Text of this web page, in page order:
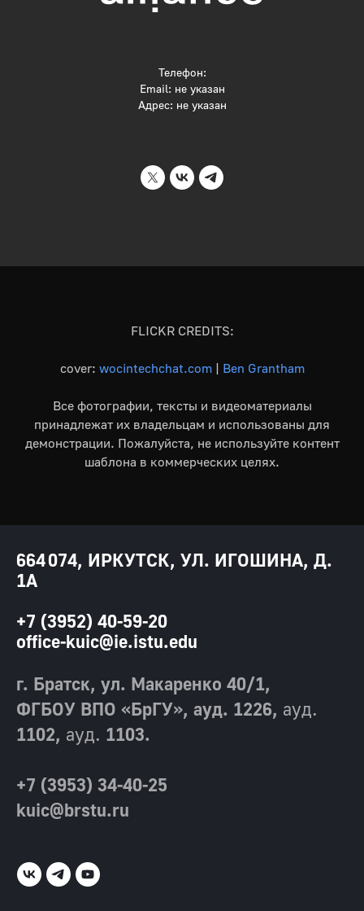
Телефон:
Email: не указан
Адрес: не указан
FLICKR CREDITS:
cover: wocintechchat.com| Ben Grantham
Все фотографии, тексты и видеоматериалы
принадлежат их владельцам и использованы для
демонстрации. Пожалуйста, не используйте контент
шаблона в коммерческих целях.
664 074, ИРКУТСК, УЛ. ИГОШИНА, Д.
1А
+7 (3952) 40-59-20
office-kuic@ie.istu.edu
г. Братск, ул. Макаренко 40/1,
ФГБОУ ВПО «БрГУ», ауд. 1226, ауд.
1102, ауд. 1103.
+7 (3953) 34-40-25
kuic@brstu.ru